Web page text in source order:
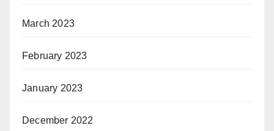
March 2023
February 2023
January 2023
December 2022